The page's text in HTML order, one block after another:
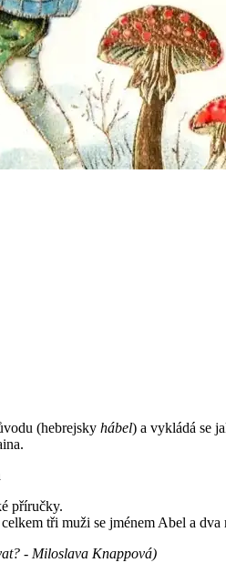
(hebrejsky hábel) a vykládá se
příručky.
tři muži se jménem Abel a dva
- Miloslava Knappová)